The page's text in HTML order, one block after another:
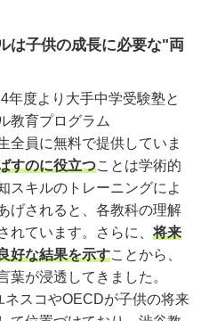
は子供の成長に必要な"両
年度より大手中学受験塾と
教育プログラム
全員に無料で提供していま
すのに役立つことは学術的
スキルのトレーニングによ
げされると、各教科の理解
れています。さらに、将来
好な結果を示すことから、
葉が浸透してきました。
ネスコやOECDが子供の将来